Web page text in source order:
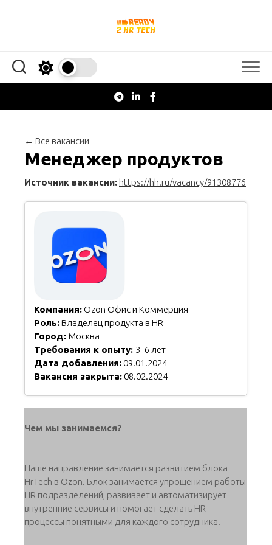
← Все вакансии
Менеджер продуктов
Источник вакансии: https://hh.ru/vacancy/91308776
Компания: Ozon Офис и Коммерция
Роль:Владелец продукта в HR
Город: Москва
Требования к опыту: 3–6 лет
Дата добавления: 09.01.2024
Вакансия закрыта: 08.02.2024
Чем мы занимаемся?
Наше направление занимается развитием блока
HrTech в Ozon. Блок занимается упрощением работы
HR подразделений, развивает и автоматизирует
внутренние сервисы и помогает сделать HR
процессы понятными для каждого сотрудника.